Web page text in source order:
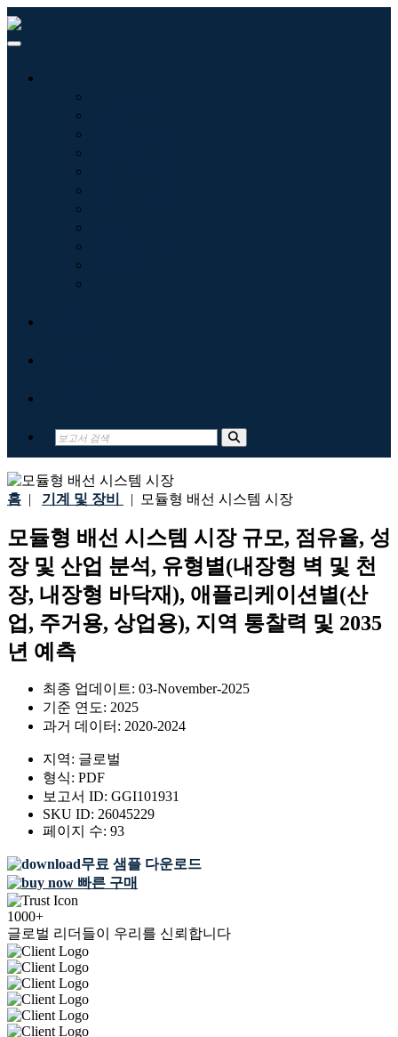
홈 | 기계 및 장비 | 모듈형 배선 시스템 시장
모듈형 배선 시스템 시장 규모, 점유율, 성
장 및 산업 분석, 유형별(내장형 벽 및 천
장, 내장형 바닥재), 애플리케이션별(산
업, 주거용, 상업용), 지역 통찰력 및 2035
년 예측
최종 업데이트: 03-November-2025
기준 연도: 2025
과거 데이터: 2020-2024
지역: 글로벌
형식: PDF
보고서 ID: GGI101931
SKU ID: 26045229
페이지 수: 93
무료 샘플 다운로드
빠른 구매
1000+
글로벌 리더들이 우리를 신뢰합니다